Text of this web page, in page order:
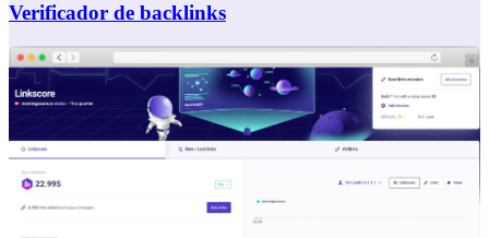
Verificador de backlinks